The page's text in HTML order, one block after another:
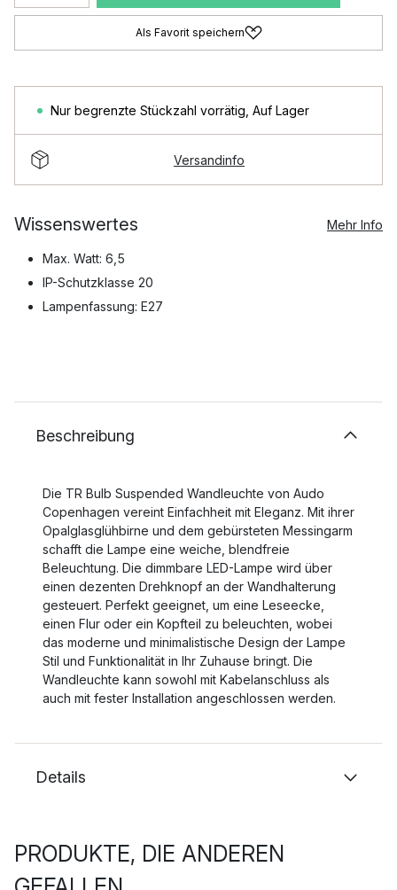
Als Favorit speichern
Nur begrenzte Stückzahl vorrätig Auf Lager
Versandinfo
Wissenswertes Mehr Info
Max. Watt: 6,5
IP-Schutzklasse 20
Lampenfassung: E27
Beschreibung
Die TR Bulb Suspended Wandleuchte von Audo
Copenhagen vereint Einfachheit mit Eleganz. Mit ihrer
Opalglasglühbirne und dem gebürsteten Messingarm
schafft die Lampe eine weiche, blendfreie
Beleuchtung. Die dimmbare LED-Lampe wird über
einen dezenten Drehknopf an der Wandhalterung
gesteuert. Perfekt geeignet, um eine Leseecke,
einen Flur oder ein Kopfteil zu beleuchten, wobei
das moderne und minimalistische Design der Lampe
Stil und Funktionalität in Ihr Zuhause bringt. Die
Wandleuchte kann sowohl mit Kabelanschluss als
auch mit fester Installation angeschlossen werden.
Details
PRODUKTE, DIE ANDEREN